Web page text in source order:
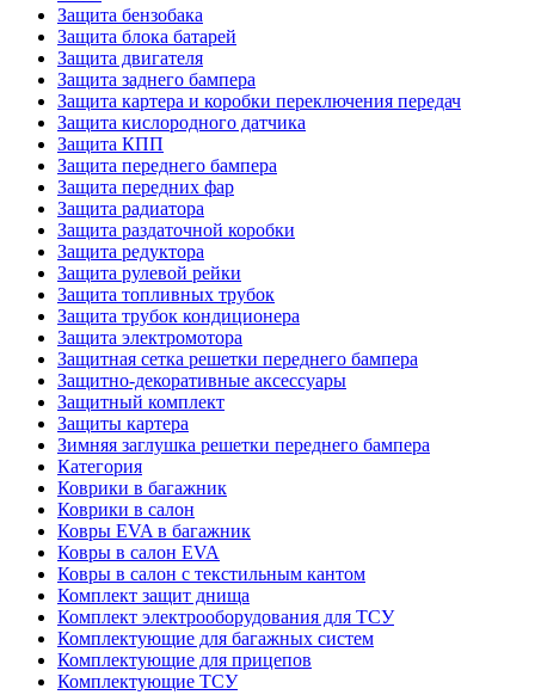
Защита бензобака
Защита блока батарей
Защита двигателя
Защита заднего бампера
Защита картера и коробки переключения передач
Защита кислородного датчика
Защита КПП
Защита переднего бампера
Защита передних фар
Защита радиатора
Защита раздаточной коробки
Защита редуктора
Защита рулевой рейки
Защита топливных трубок
Защита трубок кондиционера
Защита электромотора
Защитная сетка решетки переднего бампера
Защитно-декоративные аксессуары
Защитный комплект
Защиты картера
Зимняя заглушка решетки переднего бампера
Категория
Коврики в багажник
Коврики в салон
Ковры EVA в багажник
Ковры в салон EVA
Ковры в салон с текстильным кантом
Комплект защит днища
Комплект электрооборудования для ТСУ
Комплектующие для багажных систем
Комплектующие для прицепов
Комплектующие ТСУ